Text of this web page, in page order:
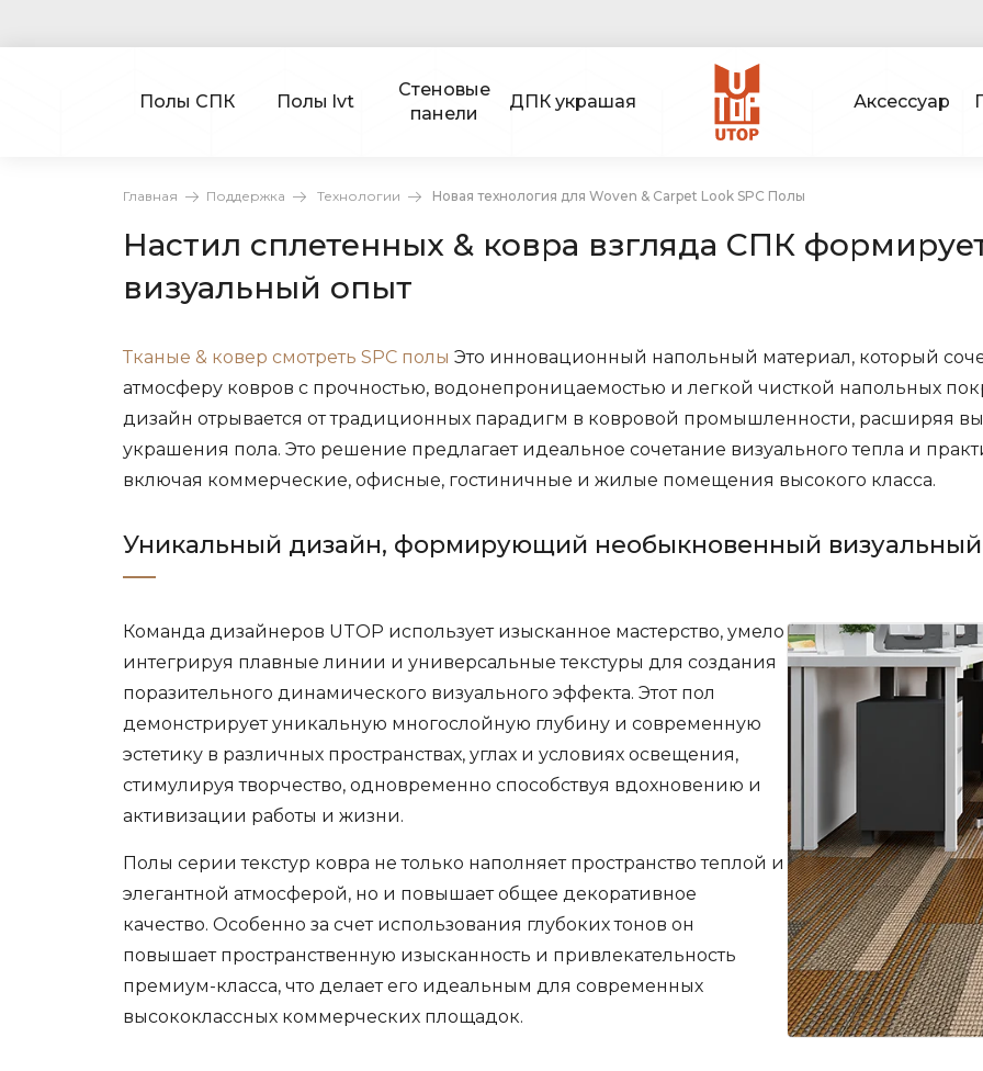
Полы СПК Полы lvt
Стеновые
панели
ДПК украшая Аксессуар
Главная Поддержка Технологии Новая технология для Woven & Carpet Look SPC Полы
Настил сплетенных & ковра взгляда СПК
визуальный опыт
Тканые & ковер смотреть SPC полы Это инновационный напольный материал, который
атмосферу ковров с прочностью, водонепроницаемостью и легкой чисткой напольных
дизайн отрывается от традиционных парадигм в ковровой промышленности, расширяя
украшения пола. Это решение предлагает идеальное сочетание визуального тепла и
включая коммерческие, офисные, гостиничные и жилые помещения высокого класса.
Уникальный дизайн, формирующий необыкновенный
Команда дизайнеров UTOP использует изысканное мастерство, умело
интегрируя плавные линии и универсальные текстуры для создания
поразительного динамического визуального эффекта. Этот пол
демонстрирует уникальную многослойную глубину и современную
эстетику в различных пространствах, углах и условиях освещения,
стимулируя творчество, одновременно способствуя вдохновению и
активизации работы и жизни.
Полы серии текстур ковра не только наполняет пространство теплой и
элегантной атмосферой, но и повышает общее декоративное
качество. Особенно за счет использования глубоких тонов он
повышает пространственную изысканность и привлекательность
премиум-класса, что делает его идеальным для современных
высококлассных коммерческих площадок.